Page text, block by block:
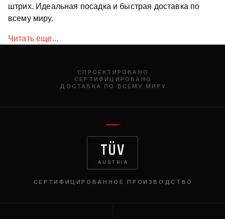
штрих. Идеальная посадка и быстрая доставка по
всему миру.
Читать еще...
СПРОЕКТИРОВАНО
СЕРТИФИЦИРОВАНО
ДОСТАВКА ПО ВСЕМУ МИРУ
TÜV
AUSTRIA
СЕРТИФИЦИРОВАННОЕ ПРОИЗВОДСТВО